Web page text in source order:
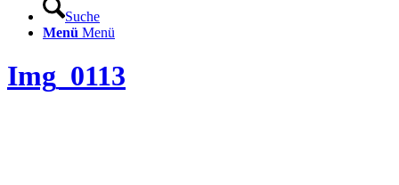
Suche
Menü Menü
Img_0113